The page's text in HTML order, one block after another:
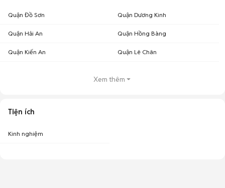
Quận Đồ Sơn Quận Dương Kinh
Quận Hải An Quận Hồng Bàng
Quận Kiến An Quận Lê Chân
Xem thêm
Tiện ích
Kinh nghiệm